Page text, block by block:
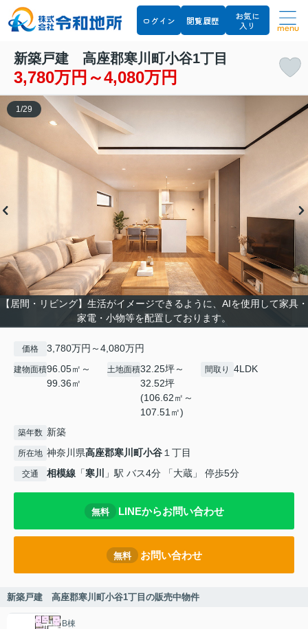
ログイン 閲覧履歴
お気に
入り
menu
新築戸建 高座郡寒川町小谷1丁目
3,780万円～4,080万円
【居間・リビング】生活がイメージできるように、AIを使用して家具・
家電・小物等を配置しております。
1 /29
価格 3,780万円～4,080万円
建物面積96.05㎡～
99.36㎡
土地面積32.25坪～
32.52坪
(106.62㎡～
107.51㎡)
間取り 4LDK
築年数 新築
所在地 神奈川県高座郡寒川町小谷 １丁目
交通 相模線 「寒川 」駅 バス4分 「大蔵」 停歩5分
無料 LINEからお問い合わせ
無料 お問い合わせ
新築戸建 高座郡寒川町小谷1丁目の販売中物件
B棟